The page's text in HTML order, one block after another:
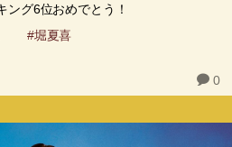
ング6位おめでとう！
#堀夏喜
0